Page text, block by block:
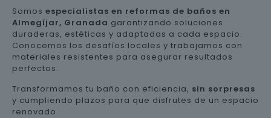
Somos especialistas en reformas de baños en
Almegíjar, Granada garantizando soluciones
duraderas, estéticas y adaptadas a cada espacio.
Conocemos los desafíos locales y trabajamos con
materiales resistentes para asegurar resultados
perfectos.
Transformamos tu baño con eficiencia, sin sorpresas
y cumpliendo plazos para que disfrutes de un espacio
renovado.